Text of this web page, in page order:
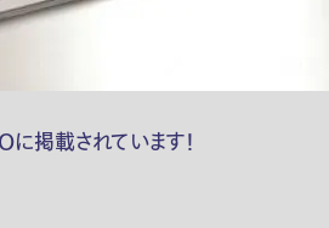
掲載されています！